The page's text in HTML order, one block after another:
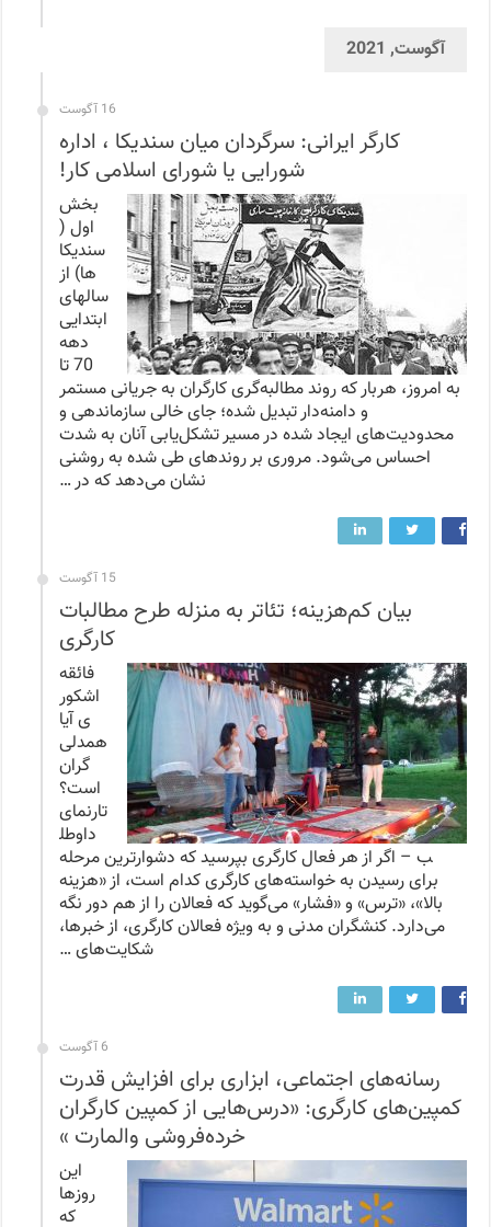
آگوست, 2021
16 آگوست
کارگر ایرانی: سرگردان میان سندیکا ، اداره
شورایی یا شورای اسلامی کار!
بخش
اول (
سندیکا
ها) از
سالهای
ابتدایی
دهه
70 تا
به امروز، هربار که روند مطالبه‌گری کارگران به جریانی مستمر
و دامنه‌دار تبدیل شده؛ جای خالی سازماندهی و
محدودیت‌های ایجاد شده در مسیر تشکل‌یابی آنان به شدت
احساس می‌شود. مروری بر روندهای طی شده به روشنی
نشان می‌دهد که در …
15 آگوست
بیان کم‌هزینه؛ تئاتر به منزله طرح مطالبات
کارگری
فائقه
اشکور
ی آیا
همدلی
گران
است؟
تارنمای
داوطل
ب – اگر از هر فعال کارگری بپرسید که دشوارترین مرحله
برای رسیدن به خواسته‌های کارگری کدام است، از «هزینه
بالا»، «ترس» و «فشار» می‌گوید که فعالان را از هم دور نگه
می‌دارد. کنشگران مدنی و به ویژه فعالان کارگری، از خبرها،
شکایت‌های …
6 آگوست
رسانه‌های اجتماعی، ابزاری برای افزایش قدرت
کمپین‌های کارگری: «درس‌هایی از کمپین کارگران
خرده‌فروشی والمارت »
این
روزها
که